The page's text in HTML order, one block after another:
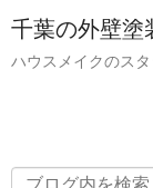
千葉の外壁塗
ハウスメイクのス